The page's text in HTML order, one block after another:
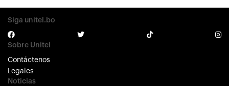
Siga unitel.bo
Sobre Unitel
Contáctenos
Legales
Noticias